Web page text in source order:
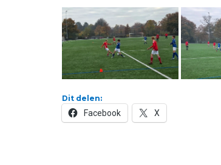
Dit delen:
Facebook X